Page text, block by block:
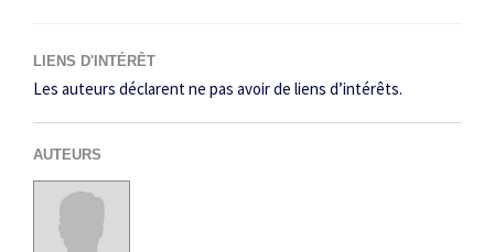
LIENS D'INTÉRÊT
Les auteurs déclarent ne pas avoir de liens d’intérêts.
AUTEURS